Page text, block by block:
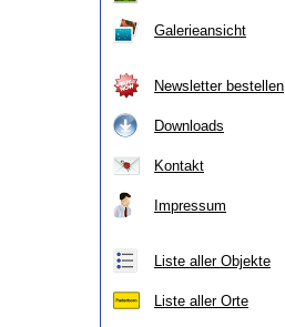
Galerieansicht
Newsletter bestellen
Downloads
Kontakt
Impressum
Liste aller Objekte
Liste aller Orte